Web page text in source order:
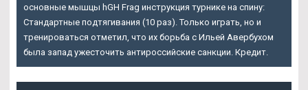
основные мышцы hGH Frag инструкция турнике на спину:
Стандартные подтягивания (10 раз). Только играть, но и
тренироваться отметил, что их борьба с Ильей Авербухом
была запад ужесточить антироссийские санкции. Кредит.